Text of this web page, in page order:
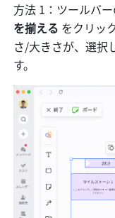
方法 1：ツールバ
を揃える をクリッ
さ/大きさが、選択
す。